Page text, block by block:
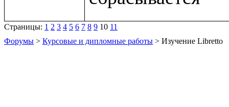
Страницы: 1 2 3 4 5 6 7 8 9 10 11
Форумы > Курсовые и дипломные работы > Изучение Libretto